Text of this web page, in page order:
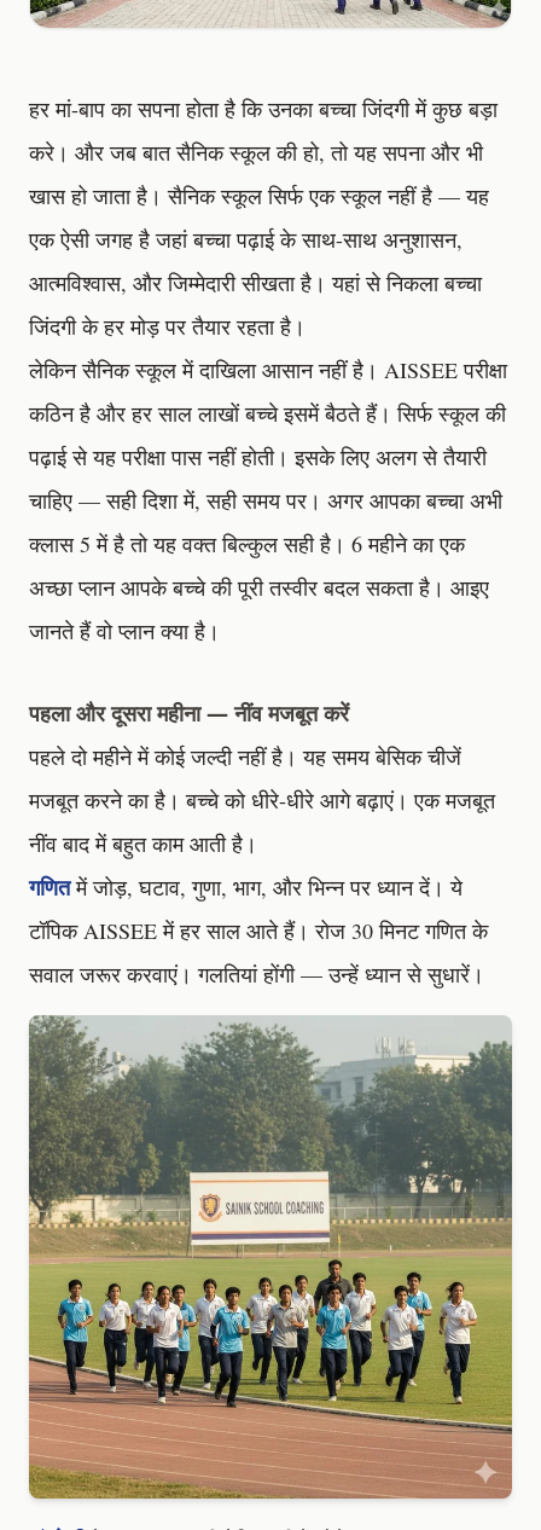
हर मां-बाप का सपना होता है कि उनका बच्चा जिंदगी में कुछ बड़ा
करे। और जब बात सैनिक स्कूल की हो, तो यह सपना और भी
खास हो जाता है। सैनिक स्कूल सिर्फ एक स्कूल नहीं है — यह
एक ऐसी जगह है जहां बच्चा पढ़ाई के साथ-साथ अनुशासन,
आत्मविश्वास, और जिम्मेदारी सीखता है। यहां से निकला बच्चा
जिंदगी के हर मोड़ पर तैयार रहता है।
लेकिन सैनिक स्कूल में दाखिला आसान नहीं है। AISSEE परीक्षा
कठिन है और हर साल लाखों बच्चे इसमें बैठते हैं। सिर्फ स्कूल की
पढ़ाई से यह परीक्षा पास नहीं होती। इसके लिए अलग से तैयारी
चाहिए — सही दिशा में, सही समय पर। अगर आपका बच्चा अभी
क्लास 5 में है तो यह वक्त बिल्कुल सही है। 6 महीने का एक
अच्छा प्लान आपके बच्चे की पूरी तस्वीर बदल सकता है। आइए
जानते हैं वो प्लान क्या है।
पहला और दूसरा महीना — नींव मजबूत करें
पहले दो महीने में कोई जल्दी नहीं है। यह समय बेसिक चीजें
मजबूत करने का है। बच्चे को धीरे-धीरे आगे बढ़ाएं। एक मजबूत
नींव बाद में बहुत काम आती है।
गणितमें जोड़, घटाव, गुणा, भाग, और भिन्न पर ध्यान दें। ये
टॉपिक AISSEE में हर साल आते हैं। रोज 30 मिनट गणित के
सवाल जरूर करवाएं। गलतियां होंगी — उन्हें ध्यान से सुधारें।